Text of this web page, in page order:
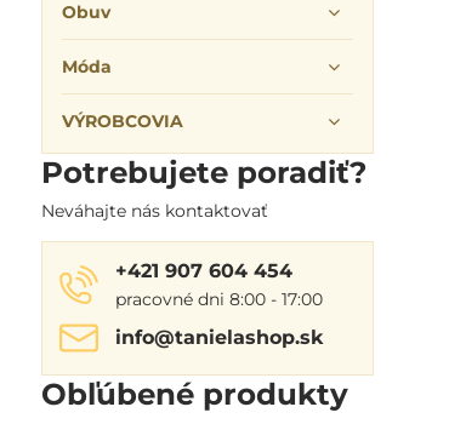
Obuv
Móda
VÝROBCOVIA
Potrebujete poradiť?
Neváhajte nás kontaktovať
+421 907 604 454
pracovné dni 8:00 - 17:00
info​@tanielashop​.sk
Obľúbené produkty